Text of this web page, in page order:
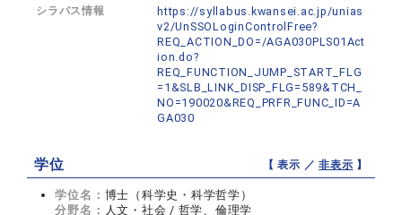
シラバス情報
https://syllabus.kwansei.ac.jp/unias
v2/UnSSOLoginControlFree?
REQ_ACTION_DO=/AGA030PLS01Act
ion.do?
REQ_FUNCTION_JUMP_START_FLG
=1&SLB_LINK_DISP_FLG=589&TCH_
NO=190020&REQ_PRFR_FUNC_ID=A
GA030
学位 【 表示 ／非表示 】
学位名： 博士（科学史・科学哲学）
分野名： 人文・社会 / 哲学、倫理学